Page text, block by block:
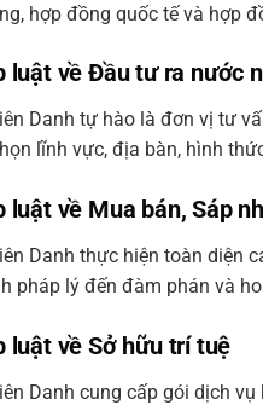
hợp đồng quốc tế và hợp
luật về Đầu tư ra nước
Danh tự hào là đơn vị tư
lĩnh vực, địa bàn, hình
luật về Mua bán, Sáp
Danh thực hiện toàn diện
pháp lý đến đàm phán và
luật về Sở hữu trí tuệ
Danh cung cấp gói dịch